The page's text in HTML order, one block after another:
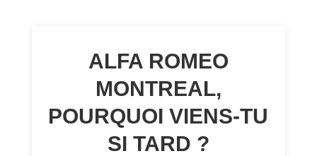
ALFA ROMEO
MONTREAL,
POURQUOI VIENS-TU
SI TARD ?